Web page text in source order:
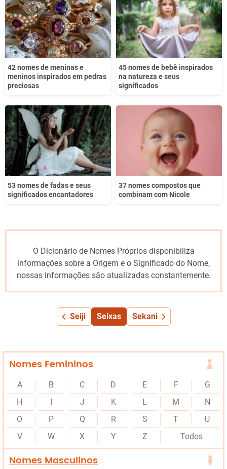
Outro
42 nomes de meninas e
meninos inspirados em pedras
preciosas
45 nomes de bebê inspirados
na natureza e seus
significados
53 nomes de fadas e seus
significados encantadores
37 nomes compostos que
combinam com Nicole
O Dicionário de Nomes Próprios disponibiliza
informações sobre a Origem e o Significado do Nome,
nossas informações são atualizadas constantemente.
Seiji Seixas Sekani
Nomes Femininos
A B C D E F
G
H
J K L M
N
O
P Q R S T
U
V
W X Y Z Todos
Nomes Masculinos